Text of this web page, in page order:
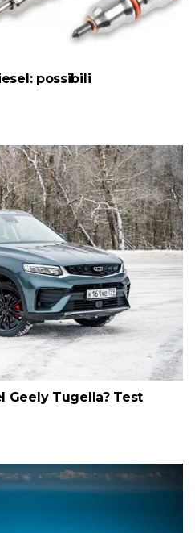
possibili
Geely Tugella? Test